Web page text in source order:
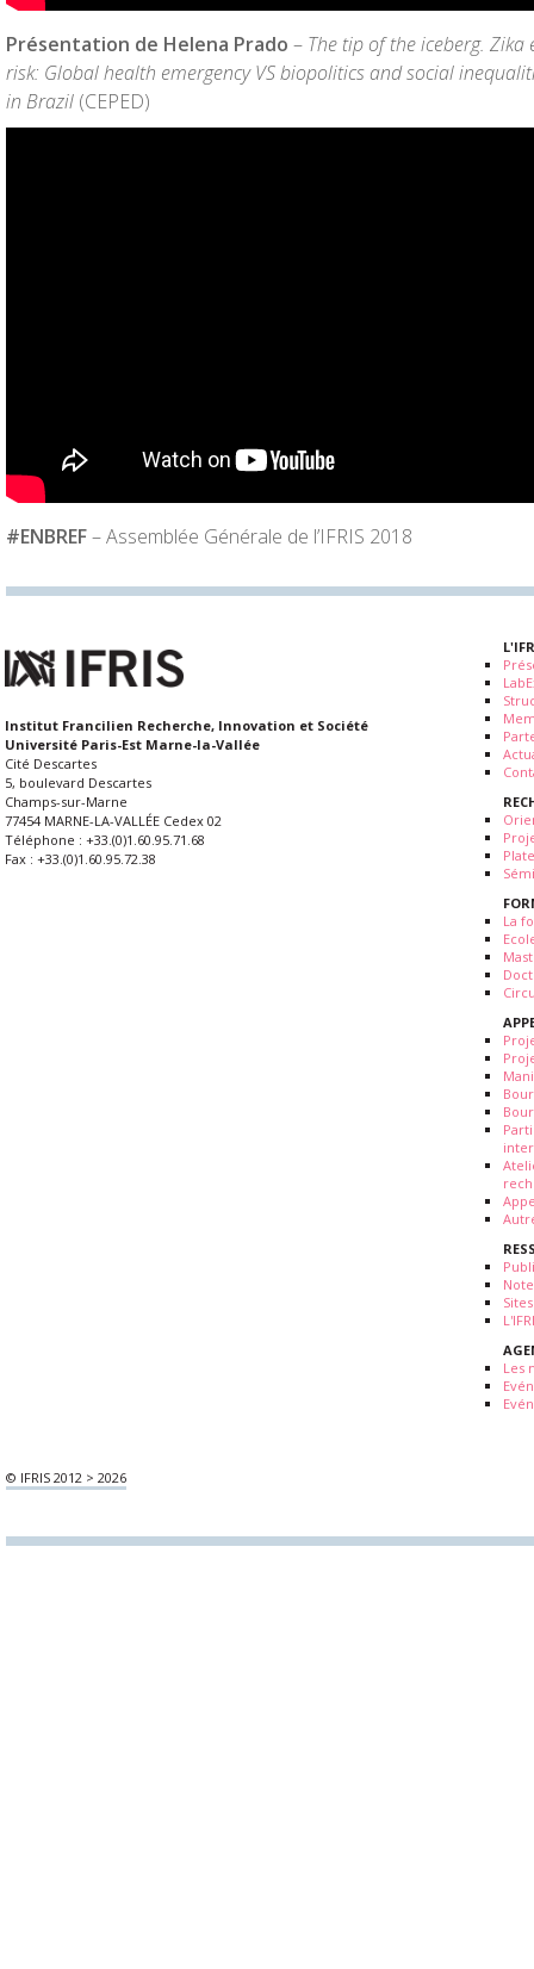
Présentation de Helena Prado – The tip of the iceberg.
risk: Global health emergency VS biopolitics and social
in Brazil (CEPED)
#ENBREF– Assemblée Générale de l’IFRIS 2018
Institut Francilien Recherche, Innovation et Société
Université Paris-Est Marne-la-Vallée
Cité Descartes
5, boulevard Descartes
Champs-sur-Marne
77454 MARNE-LA-VALLÉE Cedex 02
Téléphone : +33.(0)1.60.95.71.68
Fax : +33.(0)1.60.95.72.38
La
Les
© IFRIS 2012 > 2026